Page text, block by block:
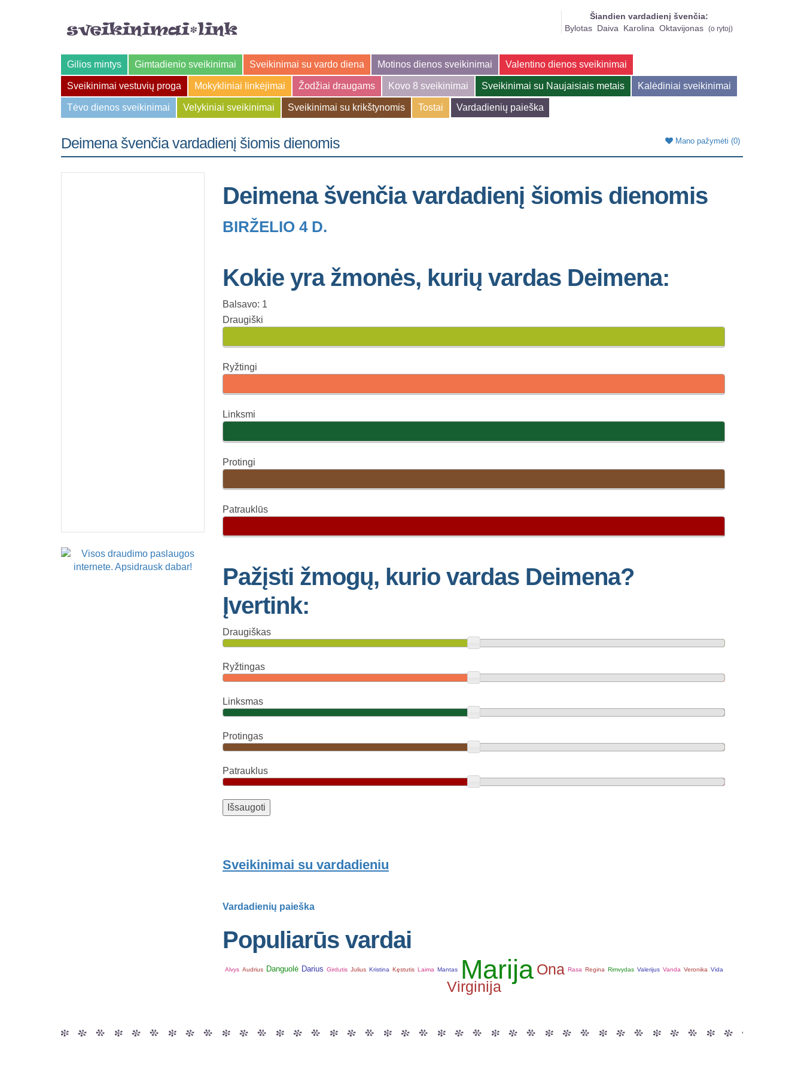
Šiandien vardadienį švenčia:
Bylotas Daiva Karolina Oktavijonas (o rytoj)
Gilios mintys Gimtadienio sveikinimai Sveikinimai su vardo diena Motinos dienos sveikinimai Valentino dienos sveikinimai
Sveikinimai vestuvių proga Mokykliniai linkėjimai Žodžiai draugams Kovo 8 sveikinimai Sveikinimai su Naujaisiais metais Kalėdiniai sveikinimai
Tėvo dienos sveikinimai Velykiniai sveikinimai Sveikinimai su krikštynomis Tostai Vardadienių paieška
Mano pažymėti (0)
Deimena švenčia vardadienį šiomis dienomis
Deimena švenčia vardadienį šiomis dienomis
BIRŽELIO 4 D.
Kokie yra žmonės, kurių vardas Deimena:
Balsavo: 1
Draugiški
Ryžtingi
Linksmi
Protingi
Patrauklūs
Pažįsti žmogų, kurio vardas Deimena?
Įvertink:
Draugiškas
Ryžtingas
Linksmas
Protingas
Patrauklus
Sveikinimai su vardadieniu
Vardadienių paieška
Populiarūs vardai
Alvys Audrius Danguolė Darius Girdutis Julius Kristina Kęstutis Laima Mantas Marija Ona Rasa Regina Rimvydas Valerijus Vanda Veronika Vida
Virginija